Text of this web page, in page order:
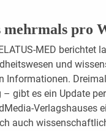
pro
MED berichtet
und
Informationen.
gibt es ein Update
Verlagshauses
auch